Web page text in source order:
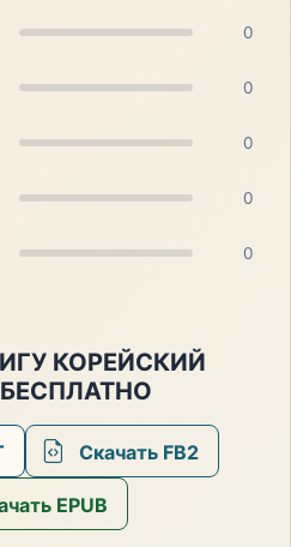
0
0
0
0
0
КОРЕЙСКИЙ
Скачать FB2
EPUB